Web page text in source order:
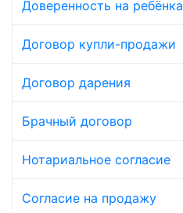
Доверенность на ребёнка
Договор купли-продажи
Договор дарения
Брачный договор
Нотариальное согласие
Согласие на продажу